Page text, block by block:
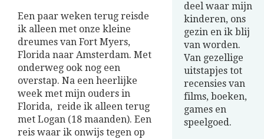
Een paar weken terug reisde
ik alleen met onze kleine
dreumes van Fort Myers,
Florida naar Amsterdam. Met
onderweg ook nog een
overstap. Na een heerlijke
week met mijn ouders in
Florida, reide ik alleen terug
met Logan (18 maanden). Een
reis waar ik onwijs tegen op
deel waar mijn
kinderen, ons
gezin en ik blij
van worden.
Van gezellige
uitstapjes tot
recensies van
films, boeken,
games en
speelgoed.